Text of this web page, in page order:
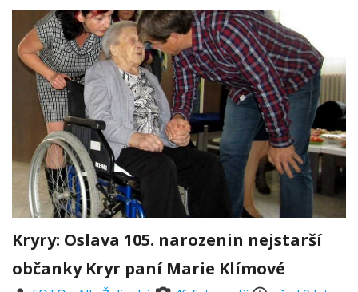
Kryry: Oslava 105. narozenin nejstarší
občanky Kryr paní Marie Klímové